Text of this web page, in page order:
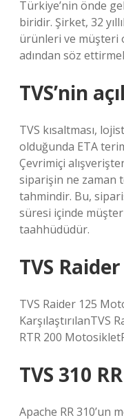
Türkiye’nin önde
biridir. Şirket, 32
ürünleri ve müşteri
adından söz
TVS’nin
TVS kısaltması,
olduğunda ETA
Çevrimiçi
siparişin ne zaman
tahmindir. Bu,
süresi içinde
taahhüdüdür.
TVS
TVS Raider 125
KarşılaştırılanTVS
RTR 200
TVS 310
Apache RR 310’un